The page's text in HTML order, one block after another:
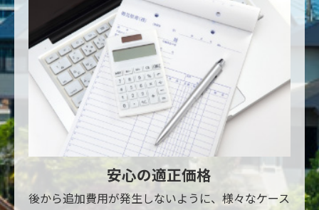
安心の適正価格
後から追加費用が発生しないように、様々なケース